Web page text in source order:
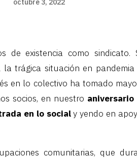
octubre 3, 2022
de existencia como sindicato.
trágica situación en
en lo colectivo ha tomado
socios, en nuestro
en lo socialy yendo en
comunitarias, que